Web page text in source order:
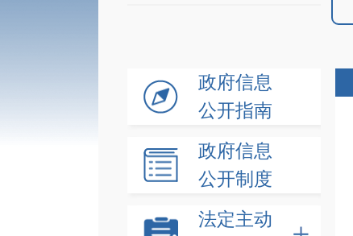
政府信息
公开指南
政府信息
公开制度
法定主动